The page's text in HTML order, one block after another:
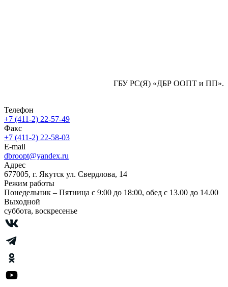
ГБУ РС(Я) «ДБР ООПТ и ПП».
Телефон
+7 (411-2) 22-57-49
Факс
+7 (411-2) 22-58-03
E-mail
dbroopt@yandex.ru
Адрес
677005, г. Якутск ул. Свердлова, 14
Режим работы
Понедельник – Пятница с 9:00 до 18:00, обед с 13.00 до 14.00
Выходной
суббота, воскресенье